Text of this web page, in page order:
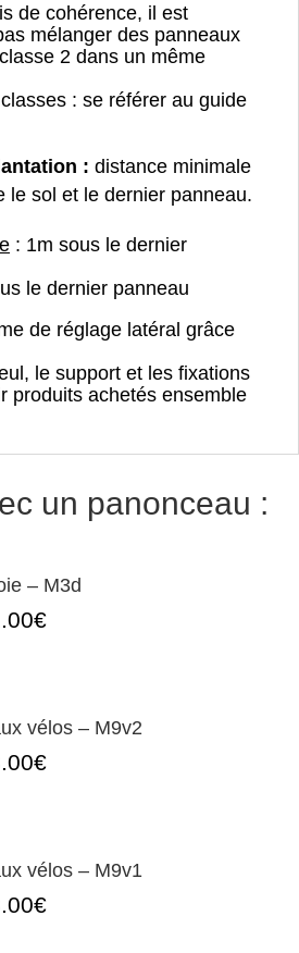
de cohérence, il est
mélanger des panneaux
2 dans un même
: se référer au guide
: distance minimale
le sol et le dernier panneau.
: 1m sous le dernier
le dernier panneau
de réglage latéral grâce
le support et les fixations
produits achetés ensemble
un panonceau :
– M3d
vélos – M9v2
vélos – M9v1